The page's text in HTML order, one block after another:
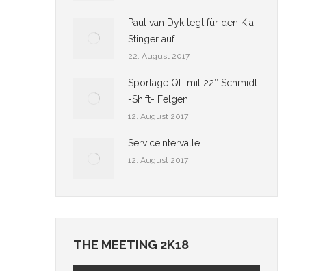
Paul van Dyk legt für den Kia
Stinger auf
22. August 2017
Sportage QL mit 22″ Schmidt
-Shift- Felgen
12. August 2017
Serviceintervalle
12. August 2017
THE MEETING 2K18